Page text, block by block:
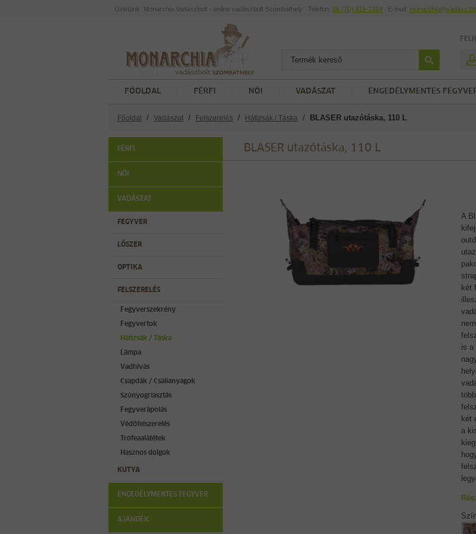
Üzletünk: Monarchia Vadászbolt - online vadászbolt Szombathely Telefon: 06 (70) 315-1314 E-mail:
FŐOLDAL FÉRFI NŐI VADÁSZAT ENGEDÉLYMENTES
Főoldal / Vadászat / Felszerelés / Hátizsák / Táska / BLASER utazótáska, 110 L
FÉRFI
NŐI
VADÁSZAT
FEGYVER
LŐSZER
OPTIKA
FELSZERELÉS
Fegyverszekrény
Fegyvertok
Hátizsák / Táska
Lámpa
Vadhívás
Csapdák / Csalianyagok
Szúnyogriasztás
Fegyverápolás
Védőfelszerelés
Trófeaalátétek
Hasznos dolgok
KUTYA
ENGEDÉLYMENTES FEGYVER
AJÁNDÉK
BLASER utazótáska, 110 L
A
két
is a
két
a